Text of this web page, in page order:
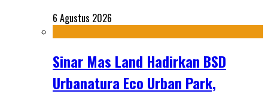
6 Agustus 2026
Sinar Mas Land Hadirkan BSD
Urbanatura Eco Urban Park,